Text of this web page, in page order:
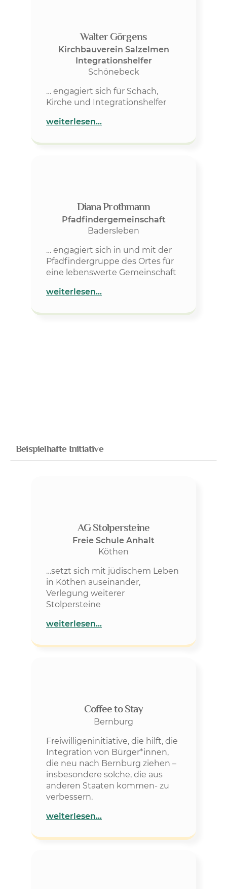
Walter Görgens
Kirchbauverein Salzelmen
Integrationshelfer
Schönebeck
… engagiert sich für Schach,
Kirche und Integrationshelfer
weiterlesen…
Diana Prothmann
Pfadfindergemeinschaft
Badersleben
… engagiert sich in und mit der
Pfadfindergruppe des Ortes für
eine lebenswerte Gemeinschaft
weiterlesen…
Beispielhafte Initiative
AG Stolpersteine
Freie Schule Anhalt
Köthen
…setzt sich mit jüdischem Leben
in Köthen auseinander,
Verlegung weiterer
Stolpersteine
weiterlesen…
Coffee to Stay
Bernburg
Freiwilligeninitiative, die hilft, die
Integration von Bürger*innen,
die neu nach Bernburg ziehen –
insbesondere solche, die aus
anderen Staaten kommen- zu
verbessern.
weiterlesen…